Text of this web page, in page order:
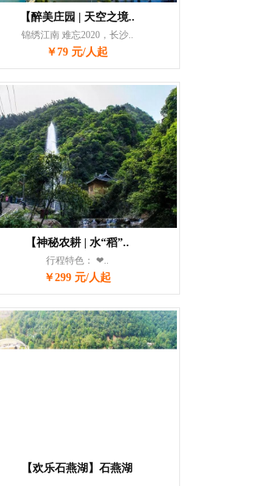
【醉美庄园 | 天空之境..
锦绣江南 难忘2020，长沙..
￥79 元/人起
【神秘农耕 | 水“稻”..
行程特色： ❤..
￥299 元/人起
【欢乐石燕湖】石燕湖